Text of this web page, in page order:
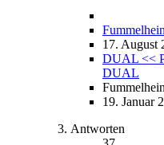
17. August
DUAL <<
DUAL
19. Januar
Antworten